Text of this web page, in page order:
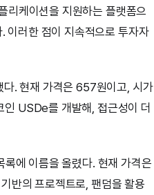
리케이션을 지원하는 플랫폼으
이러한 점이 지속적으로 투자자
. 현재 가격은 657원이고, 시가
USDe를 개발해, 접근성이 더
에 이름을 올렸다. 현재 가격은
반의 프로젝트로, 팬덤을 활용